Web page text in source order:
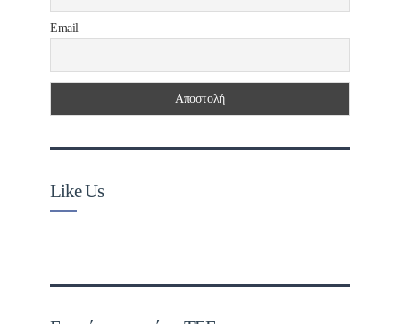
Email
Like Us